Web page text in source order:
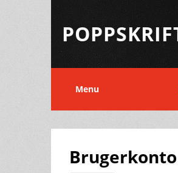
Menu
Brugerkonto